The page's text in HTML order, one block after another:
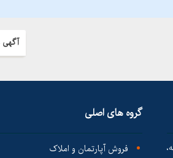
آگهی
گروه های اصلی
فروش آپارتمان و املاک